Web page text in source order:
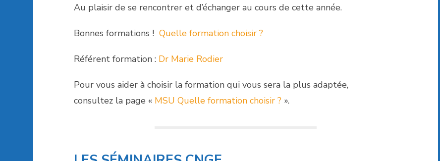
Au plaisir de se rencontrer et d’échanger au cours de cette année.
Bonnes formations ! Quelle formation choisir ?
Référent formation : Dr Marie Rodier
Pour vous aider à choisir la formation qui vous sera la plus adaptée,
consultez la page « MSU Quelle formation choisir ? ».